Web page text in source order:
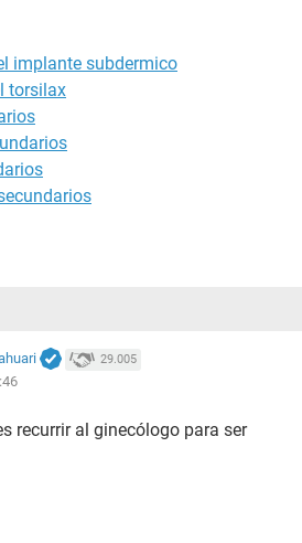
implante subdermico
torsilax
29.005
recurrir al ginecólogo para ser